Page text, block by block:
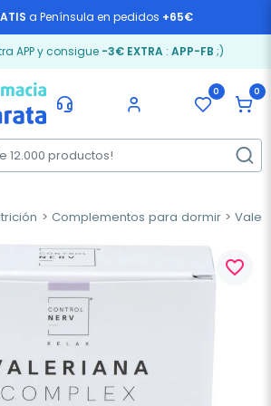
a Península en pedidos +65€
APP y consigue -3€ EXTRA: APP-FB ;)
0 0
Complementos para dormir
favorite_border